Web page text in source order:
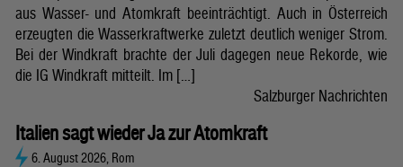
aus Wasser- und Atomkraft beeinträchtigt. Auch in Österreich
erzeugten die Wasserkraftwerke zuletzt deutlich weniger Strom.
Bei der Windkraft brachte der Juli dagegen neue Rekorde, wie
die IG Windkraft mitteilt. Im […]
Salzburger Nachrichten
Italien sagt wieder Ja zur Atomkraft
6. August 2026, Rom